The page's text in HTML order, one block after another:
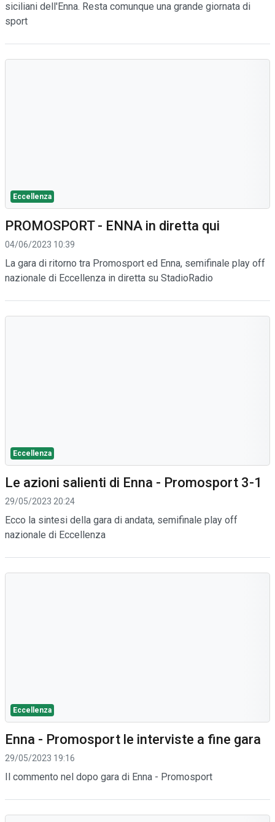
siciliani dell'Enna. Resta comunque una grande giornata di
sport
Eccellenza
PROMOSPORT - ENNA in diretta qui
04/06/2023 10:39
La gara di ritorno tra Promosport ed Enna, semifinale play off
nazionale di Eccellenza in diretta su StadioRadio
Eccellenza
Le azioni salienti di Enna - Promosport 3-1
29/05/2023 20:24
Ecco la sintesi della gara di andata, semifinale play off
nazionale di Eccellenza
Eccellenza
Enna - Promosport le interviste a fine gara
29/05/2023 19:16
Il commento nel dopo gara di Enna - Promosport